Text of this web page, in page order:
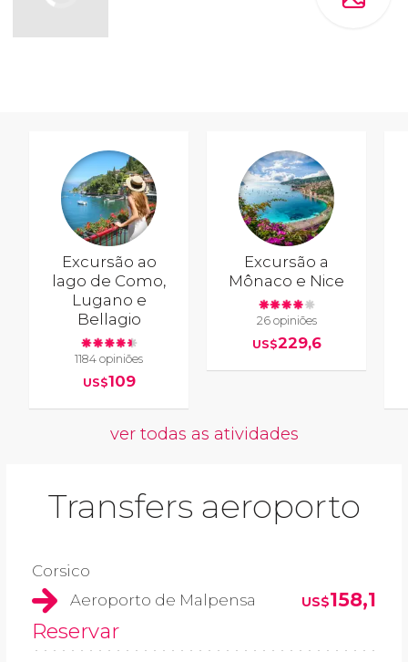
Excursão ao
lago de Como,
Lugano e
Bellagio
1184 opiniões
US$109
Excursão a
Mônaco e Nice
26 opiniões
US$229,6
ver todas as atividades
Transfers aeroporto
Corsico
Aeroporto de Malpensa
US$158,1
Reservar